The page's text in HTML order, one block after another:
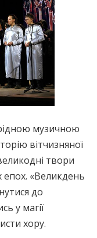
музичною
вітчизняної
твори
епох. «Великдень
до
у магії
хору.